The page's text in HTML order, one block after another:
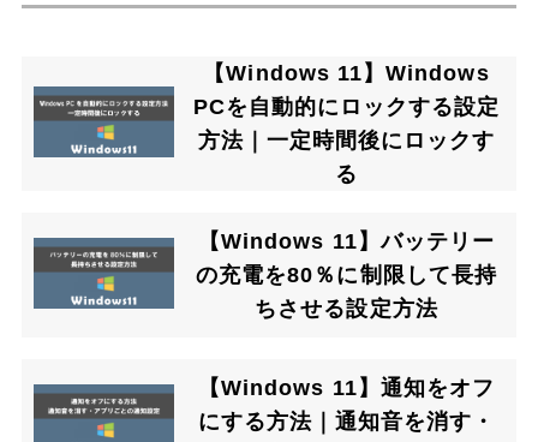
【Windows 11】Windows
PCを自動的にロックする設定
方法｜一定時間後にロックす
る
【Windows 11】バッテリー
の充電を80％に制限して長持
ちさせる設定方法
【Windows 11】通知をオフ
にする方法｜通知音を消す・